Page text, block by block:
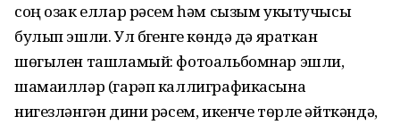
соң озак еллар рәсем һәм сызым укытучысы
булып эшли. Ул бүгенге көндә дә яраткан
шөгылен ташламый: фотоальбомнар эшли,
шамаилләр (гарәп каллиграфикасына
нигезләнгән дини рәсем, икенче төрле әйткәндә,